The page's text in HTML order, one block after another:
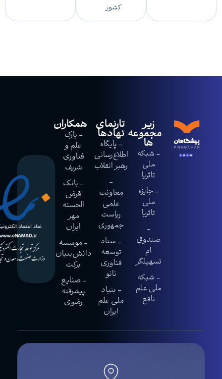
کشور
مجموعه
- شبکه
- جایزه
صندوق
تسهیلگر
- شبکه
ملی علم
تارنمای
نهادها
- پایگاه
اطلاع‌رسانی
رهبر انقلاب
معاونت
علمی
ریاست
جمهوری
- ستاد
توسعه
فناوری
- بنیاد
ملی علم
همکاران
- پارک
علم و
فناوری
شریف
- بانک
قرض
الحسنه
- موسسه
دانش‌بنیان
- صنایع
پیشرفته
رضوی